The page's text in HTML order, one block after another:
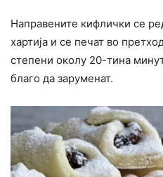
Направените кифлички се
хартија и се печат во
степени околу 20-тина
благо да заруменат.